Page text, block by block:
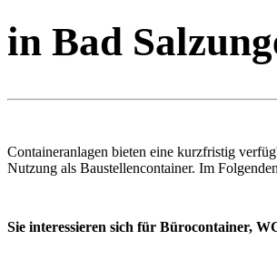
in Bad
Containeranlagen bieten eine kurzfristig
Nutzung als Baustellencontainer. Im
Sie interessieren sich für Bürocontainer,